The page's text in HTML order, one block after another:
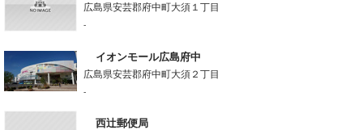
広島県安芸郡府中町大須１丁目
-
イオンモール広島府中
広島県安芸郡府中町大須２丁目
-
西辻郵便局